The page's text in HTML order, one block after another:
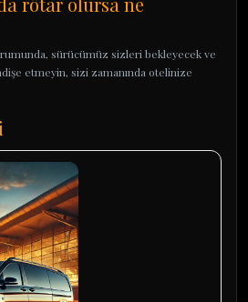
sürücümüz sizleri bekleyecek ve
etmeyin, sizi zamanında otelinize